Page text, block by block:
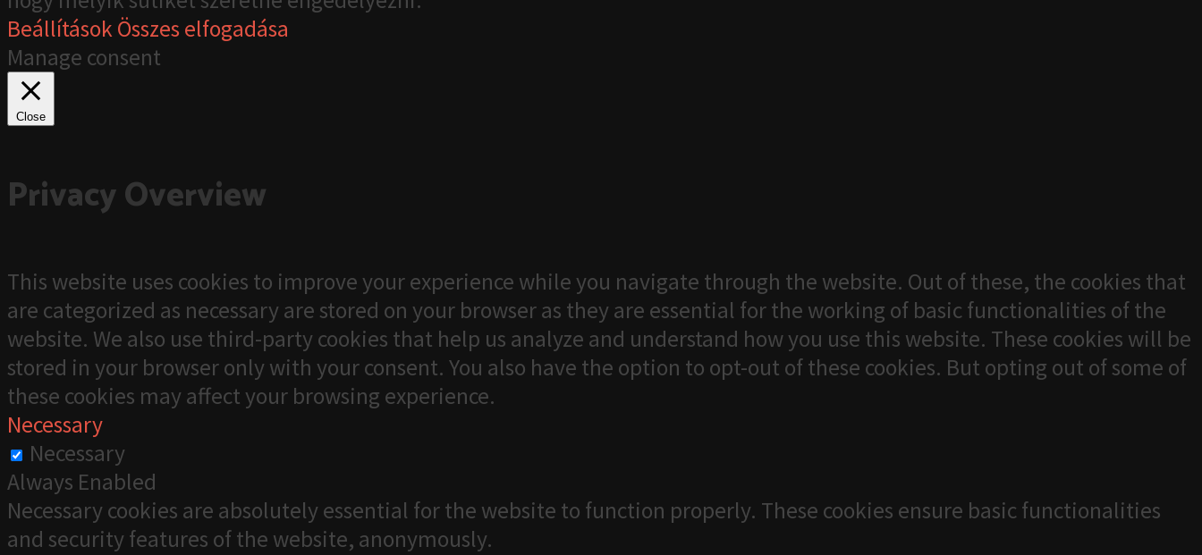
BeállításokÖsszes elfogadása
Manage consent
Close
Privacy Overview
This website uses cookies to improve your experience while you navigate through the website. Out of these, the cookies that
are categorized as necessary are stored on your browser as they are essential for the working of basic functionalities of the
website. We also use third-party cookies that help us analyze and understand how you use this website. These cookies will be
stored in your browser only with your consent. You also have the option to opt-out of these cookies. But opting out of some of
these cookies may affect your browsing experience.
Necessary
Necessary
Always Enabled
Necessary cookies are absolutely essential for the website to function properly. These cookies ensure basic functionalities
and security features of the website, anonymously.